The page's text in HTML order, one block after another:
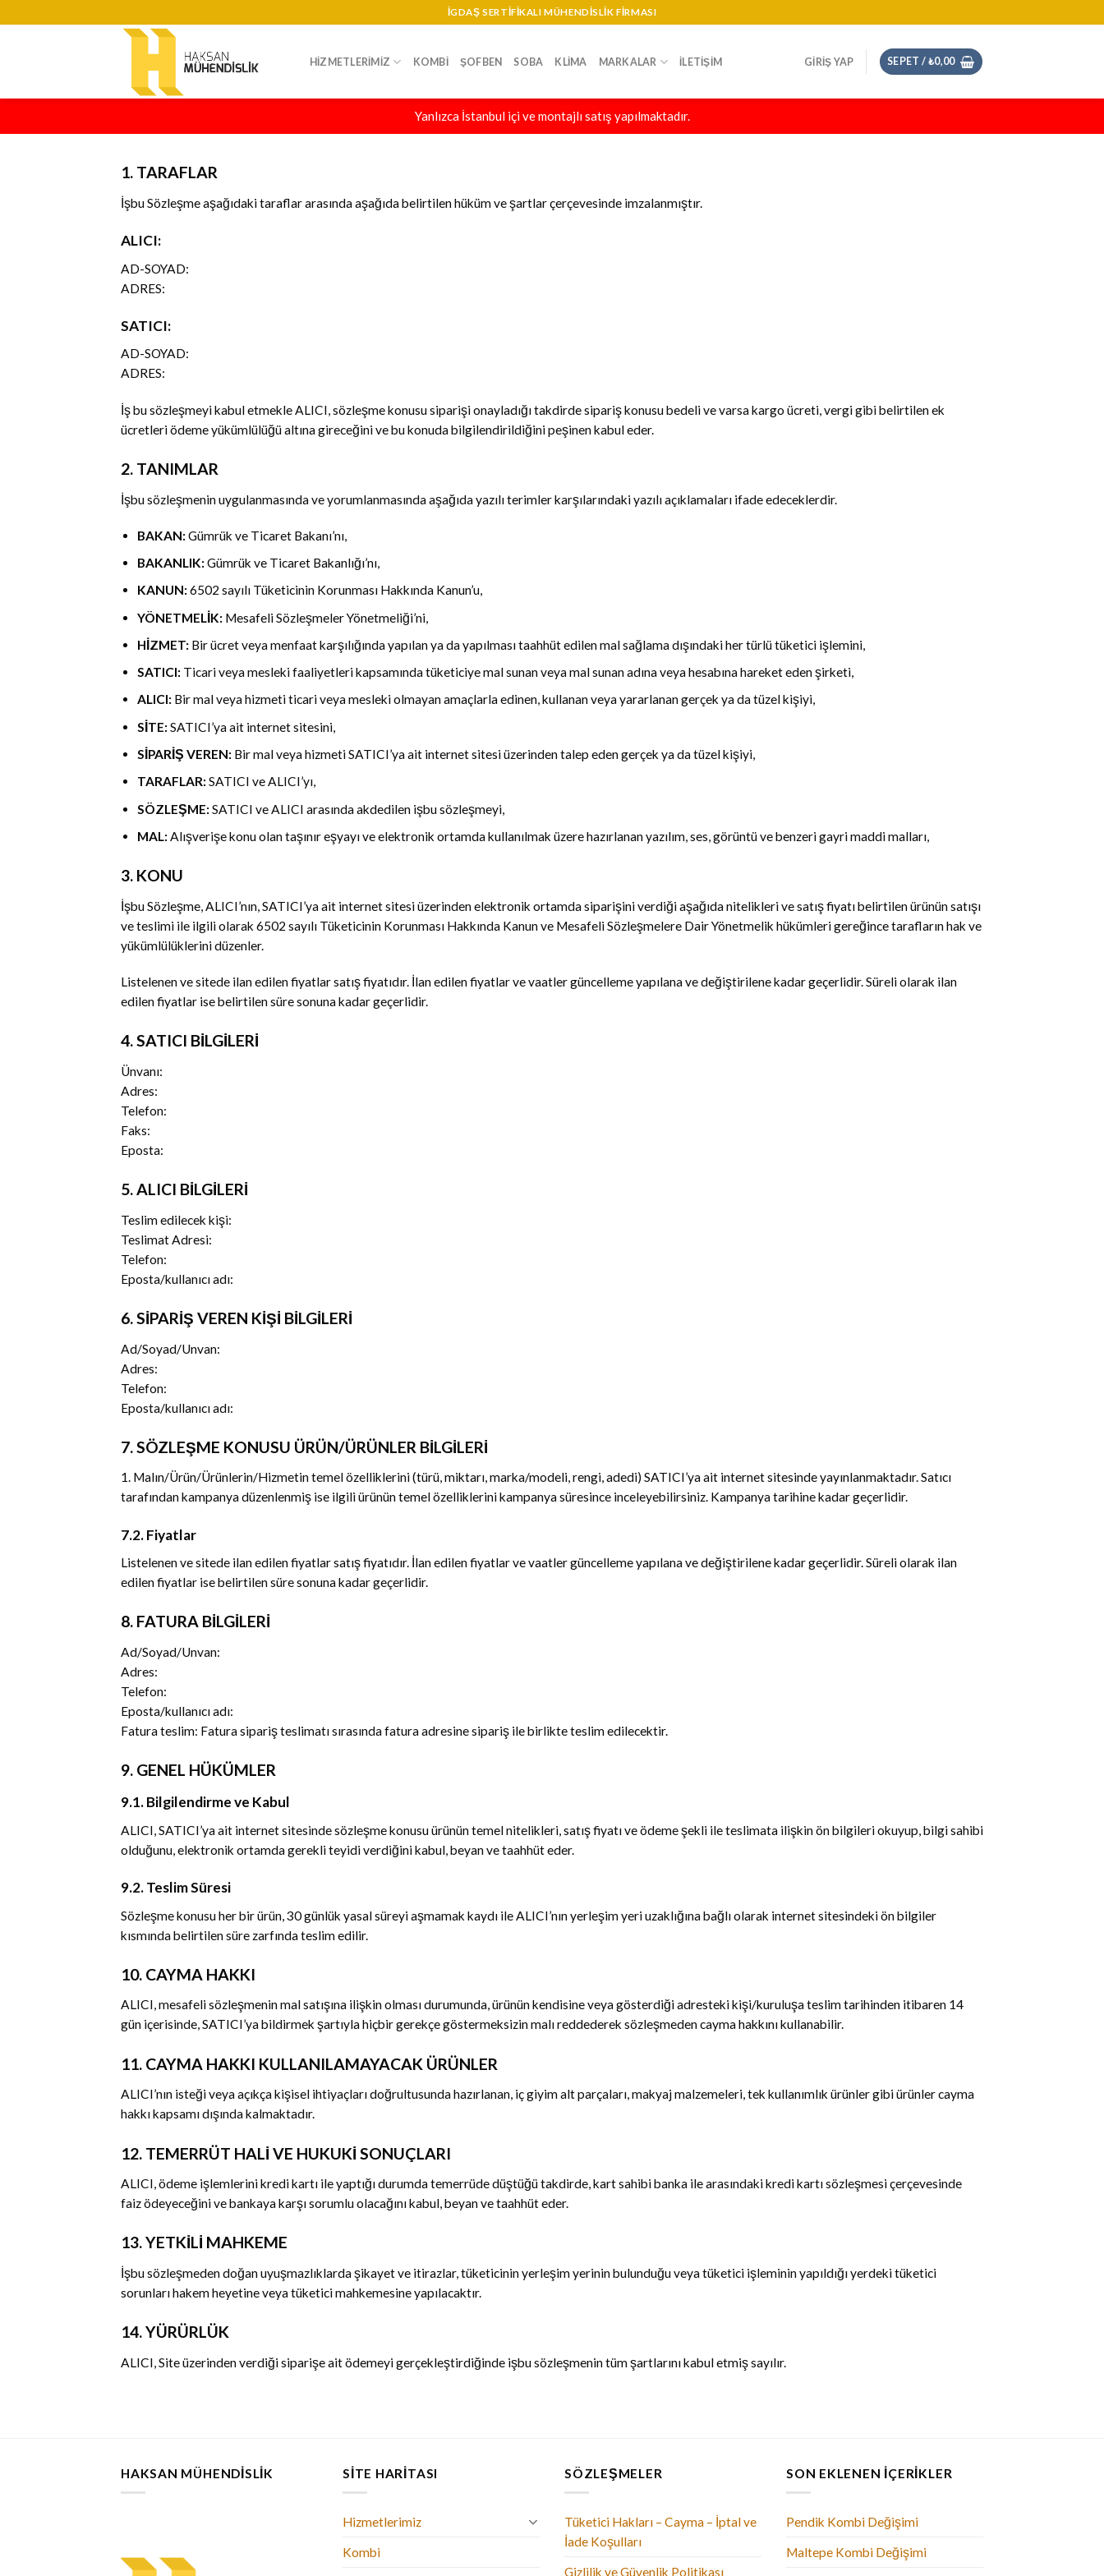
to
IGDAŞ SERTIFIKALI MÜHENDISLIK FIRMASI
HIZMETLERIMIZ KOMBI ŞOFBEN SOBA KLIMA MARKALAR İLETIŞIM GIRIŞ YAP SEPET / ₺0,00
Yanlızca İstanbul içi ve montajlı satış yapılmaktadır.
1. TARAFLAR
İşbu Sözleşme aşağıdaki taraflar arasında aşağıda belirtilen hüküm ve şartlar çerçevesinde imzalanmıştır.
ALICI:
AD-SOYAD:
ADRES:
SATICI:
AD-SOYAD:
ADRES:
İş bu sözleşmeyi kabul etmekle ALICI, sözleşme konusu siparişi onayladığı takdirde sipariş konusu bedeli ve varsa kargo ücreti, vergi gibi belirtilen ek
ücretleri ödeme yükümlülüğü altına gireceğini ve bu konuda bilgilendirildiğini peşinen kabul eder.
2. TANIMLAR
İşbu sözleşmenin uygulanmasında ve yorumlanmasında aşağıda yazılı terimler karşılarındaki yazılı açıklamaları ifade edeceklerdir.
BAKAN:Gümrük ve Ticaret Bakanı’nı,
BAKANLIK:Gümrük ve Ticaret Bakanlığı’nı,
KANUN:6502 sayılı Tüketicinin Korunması Hakkında Kanun’u,
YÖNETMELİK: Mesafeli Sözleşmeler Yönetmeliği’ni,
HİZMET: Bir ücret veya menfaat karşılığında yapılan ya da yapılması taahhüt edilen mal sağlama dışındaki her türlü tüketici işlemini,
SATICI: Ticari veya mesleki faaliyetleri kapsamında tüketiciye mal sunan veya mal sunan adına veya hesabına hareket eden şirketi,
ALICI: Bir mal veya hizmeti ticari veya mesleki olmayan amaçlarla edinen, kullanan veya yararlanan gerçek ya da tüzel kişiyi,
SİTE:SATICI’ya ait internet sitesini,
SİPARİŞ VEREN: Bir mal veya hizmeti SATICI’ya ait internet sitesi üzerinden talep eden gerçek ya da tüzel kişiyi,
TARAFLAR:SATICI ve ALICI’yı,
SÖZLEŞME:SATICI ve ALICI arasında akdedilen işbu sözleşmeyi,
MAL:Alışverişe konu olan taşınır eşyayı ve elektronik ortamda kullanılmak üzere hazırlanan yazılım, ses, görüntü ve benzeri gayri maddi malları,
3. KONU
İşbu Sözleşme, ALICI’nın, SATICI’ya ait internet sitesi üzerinden elektronik ortamda siparişini verdiği aşağıda nitelikleri ve satış fiyatı belirtilen ürünün satışı
ve teslimi ile ilgili olarak 6502 sayılı Tüketicinin Korunması Hakkında Kanun ve Mesafeli Sözleşmelere Dair Yönetmelik hükümleri gereğince tarafların hak ve
yükümlülüklerini düzenler.
Listelenen ve sitede ilan edilen fiyatlar satış fiyatıdır. İlan edilen fiyatlar ve vaatler güncelleme yapılana ve değiştirilene kadar geçerlidir. Süreli olarak ilan
edilen fiyatlar ise belirtilen süre sonuna kadar geçerlidir.
4. SATICI BİLGİLERİ
Ünvanı:
Adres:
Telefon:
Faks:
Eposta:
5. ALICI BİLGİLERİ
Teslim edilecek kişi:
Teslimat Adresi:
Telefon:
Eposta/kullanıcı adı:
6. SİPARİŞ VEREN KİŞİ BİLGİLERİ
Ad/Soyad/Unvan:
Adres:
Telefon:
Eposta/kullanıcı adı:
7. SÖZLEŞME KONUSU ÜRÜN/ÜRÜNLER BİLGİLERİ
1. Malın/Ürün/Ürünlerin/Hizmetin temel özelliklerini (türü, miktarı, marka/modeli, rengi, adedi) SATICI’ya ait internet sitesinde yayınlanmaktadır. Satıcı
tarafından kampanya düzenlenmiş ise ilgili ürünün temel özelliklerini kampanya süresince inceleyebilirsiniz. Kampanya tarihine kadar geçerlidir.
7.2. Fiyatlar
Listelenen ve sitede ilan edilen fiyatlar satış fiyatıdır. İlan edilen fiyatlar ve vaatler güncelleme yapılana ve değiştirilene kadar geçerlidir. Süreli olarak ilan
edilen fiyatlar ise belirtilen süre sonuna kadar geçerlidir.
8. FATURA BİLGİLERİ
Ad/Soyad/Unvan:
Adres:
Telefon:
Eposta/kullanıcı adı:
Fatura teslim: Fatura sipariş teslimatı sırasında fatura adresine sipariş ile birlikte teslim edilecektir.
9. GENEL HÜKÜMLER
9.1. Bilgilendirme ve Kabul
ALICI, SATICI’ya ait internet sitesinde sözleşme konusu ürünün temel nitelikleri, satış fiyatı ve ödeme şekli ile teslimata ilişkin ön bilgileri okuyup, bilgi sahibi
olduğunu, elektronik ortamda gerekli teyidi verdiğini kabul, beyan ve taahhüt eder.
9.2. Teslim Süresi
Sözleşme konusu her bir ürün, 30 günlük yasal süreyi aşmamak kaydı ile ALICI’nın yerleşim yeri uzaklığına bağlı olarak internet sitesindeki ön bilgiler
kısmında belirtilen süre zarfında teslim edilir.
10. CAYMA HAKKI
ALICI, mesafeli sözleşmenin mal satışına ilişkin olması durumunda, ürünün kendisine veya gösterdiği adresteki kişi/kuruluşa teslim tarihinden itibaren 14
gün içerisinde, SATICI’ya bildirmek şartıyla hiçbir gerekçe göstermeksizin malı reddederek sözleşmeden cayma hakkını kullanabilir.
11. CAYMA HAKKI KULLANILAMAYACAK ÜRÜNLER
ALICI’nın isteği veya açıkça kişisel ihtiyaçları doğrultusunda hazırlanan, iç giyim alt parçaları, makyaj malzemeleri, tek kullanımlık ürünler gibi ürünler cayma
hakkı kapsamı dışında kalmaktadır.
12. TEMERRÜT HALİ VE HUKUKİ SONUÇLARI
ALICI, ödeme işlemlerini kredi kartı ile yaptığı durumda temerrüde düştüğü takdirde, kart sahibi banka ile arasındaki kredi kartı sözleşmesi çerçevesinde
faiz ödeyeceğini ve bankaya karşı sorumlu olacağını kabul, beyan ve taahhüt eder.
13. YETKİLİ MAHKEME
İşbu sözleşmeden doğan uyuşmazlıklarda şikayet ve itirazlar, tüketicinin yerleşim yerinin bulunduğu veya tüketici işleminin yapıldığı yerdeki tüketici
sorunları hakem heyetine veya tüketici mahkemesine yapılacaktır.
14. YÜRÜRLÜK
ALICI, Site üzerinden verdiği siparişe ait ödemeyi gerçekleştirdiğinde işbu sözleşmenin tüm şartlarını kabul etmiş sayılır.
HAKSAN MÜHENDISLIK SITE HARITASI
Hizmetlerimiz
Kombi
SÖZLEŞMELER
Tüketici Hakları – Cayma – İptal ve
İade Koşulları
Gizlilik ve Güvenlik Politikası
SON EKLENEN İÇERIKLER
Pendik Kombi Değişimi
Maltepe Kombi Değişimi